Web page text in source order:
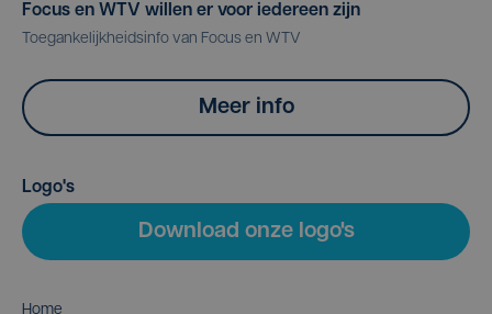
Focus en WTV willen er voor iedereen zijn
Toegankelijkheidsinfo van Focus en WTV
Meer info
Logo's
Download onze logo's
Home